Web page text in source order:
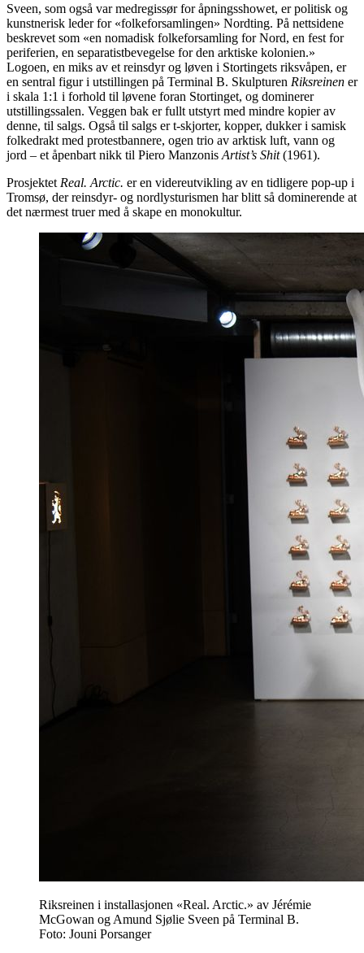
Sveen, som også var medregissør for åpningsshowet, er politisk og
kunstnerisk leder for «folkeforsamlingen» Nordting. På nettsidene
beskrevet som «en nomadisk folkeforsamling for Nord, en fest for
periferien, en separatistbevegelse for den arktiske kolonien.»
Logoen, en miks av et reinsdyr og løven i Stortingets riksvåpen, er
en sentral figur i utstillingen på Terminal B. Skulpturen Riksreinen er
i skala 1:1 i forhold til løvene foran Stortinget, og dominerer
utstillingssalen. Veggen bak er fullt utstyrt med mindre kopier av
denne, til salgs. Også til salgs er t-skjorter, kopper, dukker i samisk
folkedrakt med protestbannere, ogen trio av arktisk luft, vann og
jord – et åpenbart nikk til Piero Manzonis Artist’s Shit(1961).
Prosjektet Real. Arctic. er en videreutvikling av en tidligere pop-up i
Tromsø, der reinsdyr- og nordlysturismen har blitt så dominerende at
det nærmest truer med å skape en monokultur.
Riksreinen i installasjonen «Real. Arctic.» av Jérémie
McGowan og Amund Sjølie Sveen på Terminal B.
Foto: Jouni Porsanger